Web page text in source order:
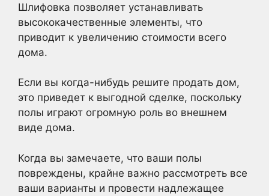
Шлифовка позволяет устанавливать
высококачественные элементы, что
приводит к увеличению стоимости всего
дома.
Если вы когда-нибудь решите продать дом,
это приведет к выгодной сделке, поскольку
полы играют огромную роль во внешнем
виде дома.
Когда вы замечаете, что ваши полы
повреждены, крайне важно рассмотреть все
ваши варианты и провести надлежащее